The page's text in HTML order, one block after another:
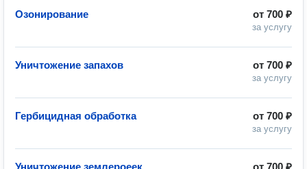
от 700 ₽
за услугу
Озонирование
от 700 ₽
за услугу
Уничтожение запахов
от 700 ₽
за услугу
Гербицидная обработка
от 700 ₽
Уничтожение землероеек